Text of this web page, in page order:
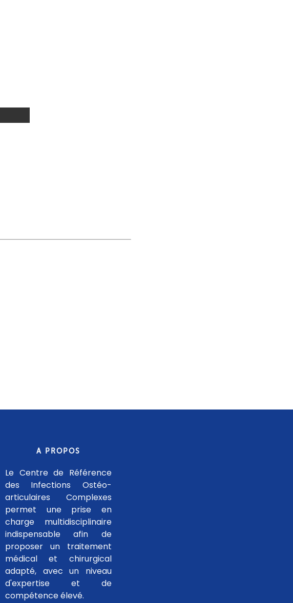
A PROPOS
Le Centre de Référence
des Infections Ostéo-
articulaires Complexes
permet une prise en
charge multidisciplinaire
indispensable afin de
proposer un traitement
médical et chirurgical
adapté, avec un niveau
d'expertise et de
compétence élevé.